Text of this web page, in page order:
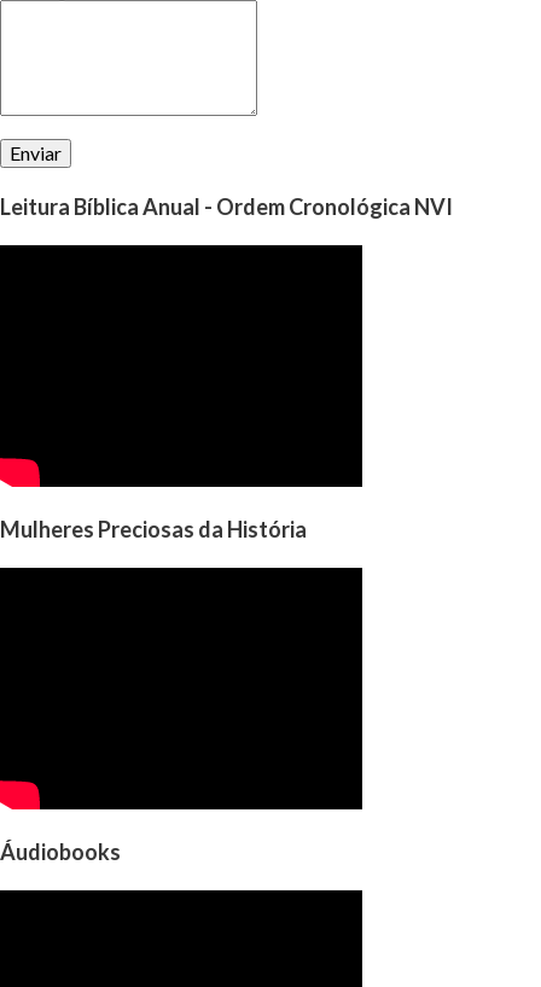
Leitura Bíblica Anual - Ordem Cronológica NVI
Mulheres Preciosas da História
Áudiobooks